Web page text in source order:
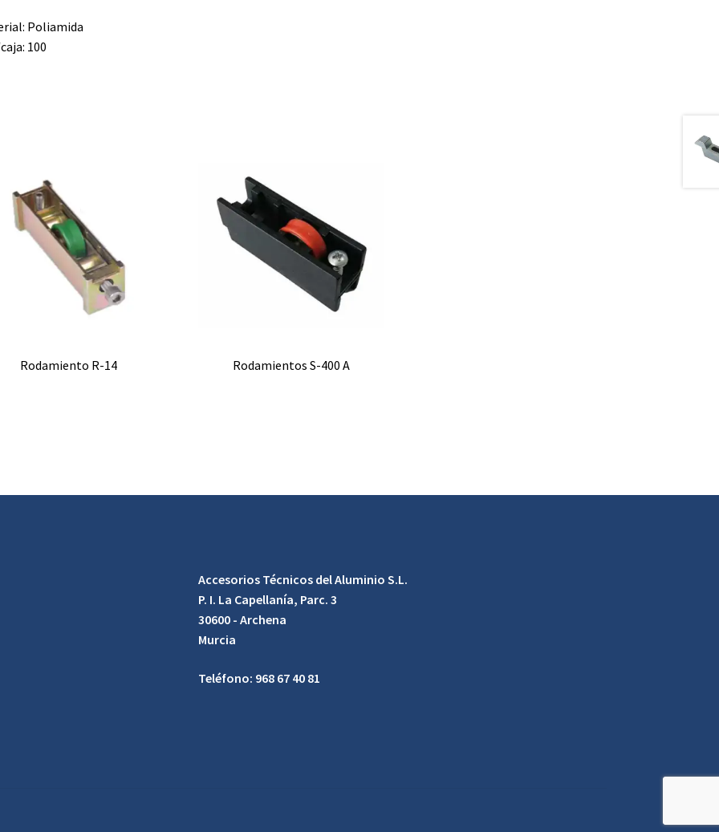
Poliamida
100
Rodamiento R-14 Rodamientos S-400 A
Accesorios Técnicos del Aluminio S.L.
P. I. La Capellanía, Parc. 3
30600 - Archena
Murcia
Teléfono: 968 67 40 81